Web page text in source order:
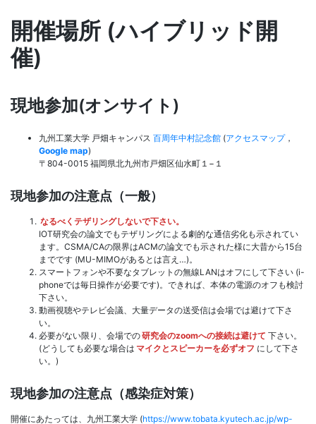
開催場所 (ハイブリッド開
催)
現地参加(オンサイト)
九州工業大学 戸畑キャンパス 百周年中村記念館 (アクセスマップ，
Google map)
〒804-0015 福岡県北九州市戸畑区仙水町１−１
現地参加の注意点（一般）
なるべくテザリングしないで下さい。
IOT研究会の論文でもテザリングによる劇的な通信劣化も示されてい
ます。CSMA/CAの限界はACMの論文でも示された様に大昔から15台
までです (MU-MIMOがあるとは言え…)。
スマートフォンや不要なタブレットの無線LANはオフにして下さい (i-
phoneでは毎日操作が必要です)。できれば、本体の電源のオフも検討
下さい。
動画視聴やテレビ会議、大量データの送受信は会場では避けて下さ
い。
必要がない限り、会場での研究会のzoomへの接続は避けて 下さい。
(どうしても必要な場合は マイクとスピーカーを必ずオフ にして下さ
い。)
現地参加の注意点（感染症対策）
開催にあたっては、九州工業大学 (https://www.tobata.kyutech.ac.jp/wp-